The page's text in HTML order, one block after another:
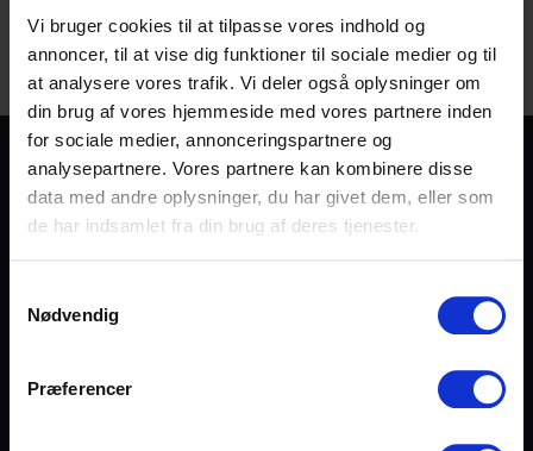
Vi bruger cookies til at tilpasse vores indhold og
annoncer, til at vise dig funktioner til sociale medier og til
at analysere vores trafik. Vi deler også oplysninger om
din brug af vores hjemmeside med vores partnere inden
for sociale medier, annonceringspartnere og
analysepartnere. Vores partnere kan kombinere disse
data med andre oplysninger, du har givet dem, eller som
de har indsamlet fra din brug af deres tjenester.
Nødvendig
Præferencer
persondataforordning og efter den danske persondatalov. Læs
mere i voresprivatlivspolitik
Frelsens Hær er en international bevægelse, et evangelisk
trossamfund inden for den universelle kristne kirke. Frelsens
motiveret af kærlighed til Gud. Dens opgave er at forkynde
evangeliet om Jesus Kristus og i hans navn møde de